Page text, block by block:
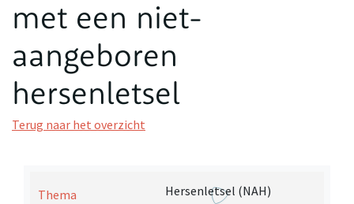
met een niet-
aangeboren
hersenletsel
Terug naar het overzicht
Thema Hersenletsel (NAH)